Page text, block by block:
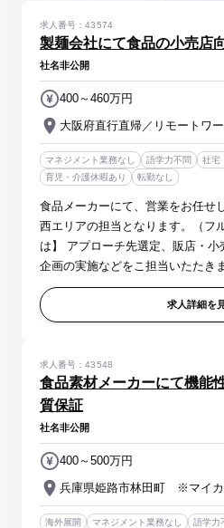
製麺会社にて食品の小売店
求人番号：43574
社名非公開
大阪府直行直帰／リモートワ
400～460万円
マネジメント業務なし 語学力不問
社宅
育児・介護休暇あり
転勤なし
食品メーカーにて、営業をお任せ
西エリアの担当となります。（フルリモー
は】 アプローチ先選定、販店・
企画の実施などをこ担当いたたき
協業し、新規開拓（通販業界／
アプローチ先を選...
求人詳細を
食品素材メーカーにて機能
質保証
求人番号：43548
社名非公開
兵庫県姫路市林田町 ※マイカ
400～500万円
海外展開 マネジメント業務なし 語学力